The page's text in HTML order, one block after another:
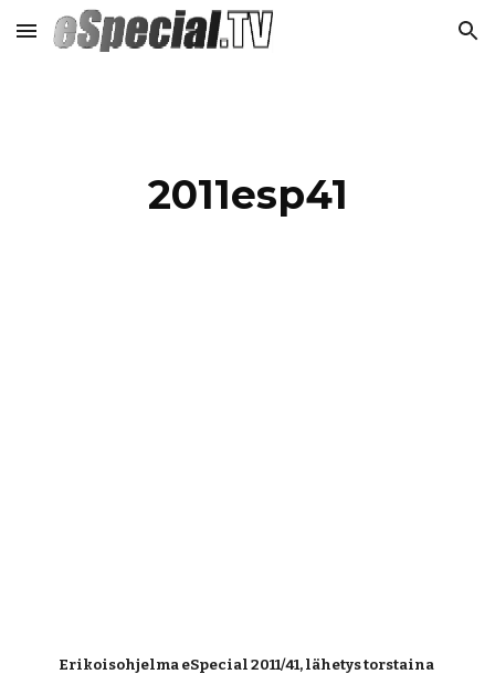
Skip to main content Skip to navigation
2011esp41
Erikoisohjelma eSpecial 2011/41, lähetys torstaina